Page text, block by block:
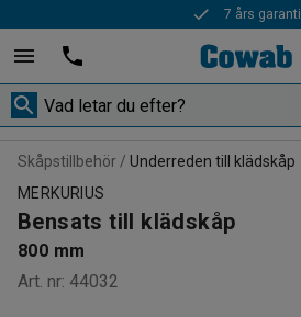
7 års garanti
Skåpstillbehör
Underreden till klädskåp
MERKURIUS
Bensats till klädskåp
800 mm
Art. nr: 44032